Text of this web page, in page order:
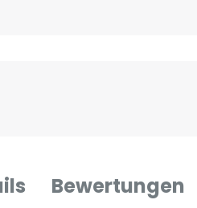
Bewertungen